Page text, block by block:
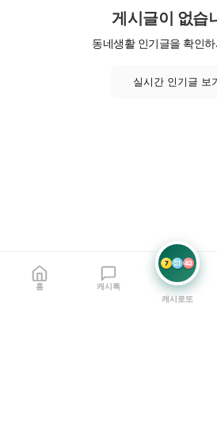
게시글이 없습
동네생활 인기글을 확인
실시간 인기글 보
홈 캐시톡
7 21 42
캐시로또